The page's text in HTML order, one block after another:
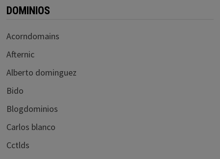
DOMINIOS
Acorndomains
Afternic
Alberto dominguez
Bido
Blogdominios
Carlos blanco
Cctlds